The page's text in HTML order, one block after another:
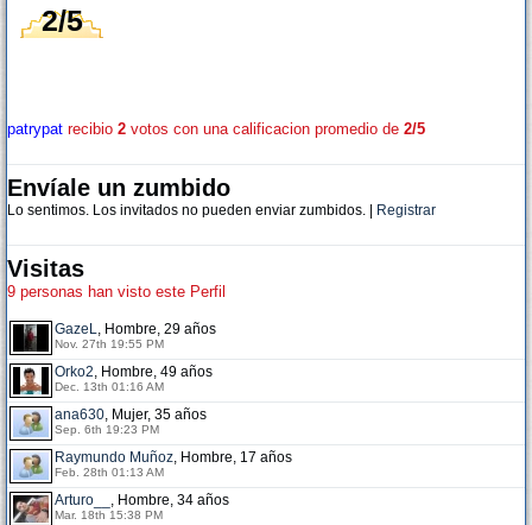
2/5
patrypat recibio 2 votos con una calificacion promedio de 2/5
Envíale un zumbido
Lo sentimos. Los invitados no pueden enviar zumbidos. | Registrar
Visitas
9 personas han visto este Perfil
GazeL, Hombre, 29 años
Nov. 27th 19:55 PM
Orko2, Hombre, 49 años
Dec. 13th 01:16 AM
ana630, Mujer, 35 años
Sep. 6th 19:23 PM
Raymundo Muñoz, Hombre, 17 años
Feb. 28th 01:13 AM
Arturo__ , Hombre, 34 años
Mar. 18th 15:38 PM